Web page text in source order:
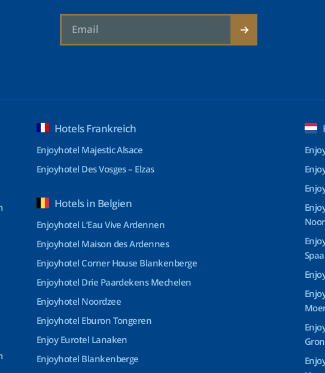
Hotels Frankreich
Enjoyhotel Majestic Alsace
Enjoyhotel Des Vosges – Elzas
Hotels in Belgien
Enjoyhotel L’Eau Vive Ardennen
Enjoyhotel Maison des Ardennes
Enjoyhotel Corner House Blankenberge
Enjoyhotel Drie Paardekens Mechelen
Enjoyhotel Noordzee
Enjoyhotel Eburon Tongeren
Enjoy Eurotel Lanaken
Enjoyhotel Blankenberge